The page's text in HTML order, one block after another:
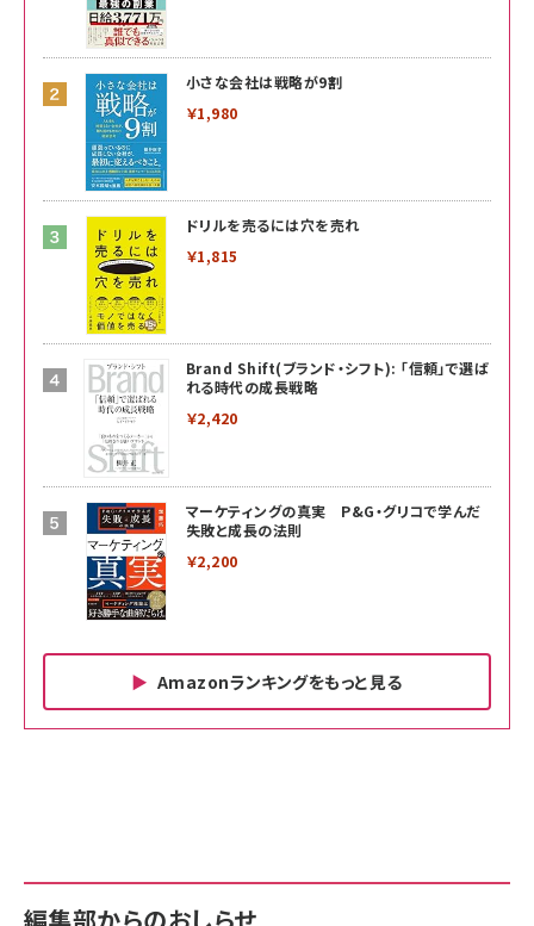
小さな会社は戦略が9割
￥1,980
ドリルを売るには穴を売れ
￥1,815
Brand Shift(ブランド・シフト): 「信頼」で選ば
れる時代の成長戦略
￥2,420
マーケティングの真実 P&G・グリコで学んだ
失敗と成長の法則
￥2,200
Amazonランキングをもっと見る
￥880
サポート正規品 メーカー保証5年 KLMEA128G
サポート正規品 メーカー保証5年 KLMEA128G